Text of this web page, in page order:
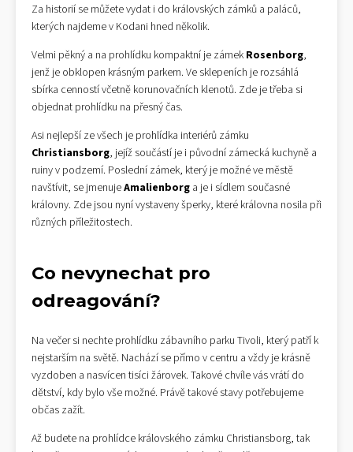
Za historií se můžete vydat i do královských zámků a paláců,
kterých najdeme v Kodani hned několik.
Velmi pěkný a na prohlídku kompaktní je zámek Rosenborg,
jenž je obklopen krásným parkem. Ve sklepeních je rozsáhlá
sbírka cenností včetně korunovačních klenotů. Zde je třeba si
objednat prohlídku na přesný čas.
Asi nejlepší ze všech je prohlídka interiérů zámku
Christiansborg, jejíž součástí je i původní zámecká kuchyně a
ruiny v podzemí. Poslední zámek, který je možné ve městě
navštívit, se jmenujeAmalienborg a je i sídlem současné
královny. Zde jsou nyní vystaveny šperky, které královna nosila při
různých příležitostech.
Co nevynechat pro
odreagování?
Na večer si nechte prohlídku zábavního parku Tivoli, který patří k
nejstarším na světě. Nachází se přímo v centru a vždy je krásně
vyzdoben a nasvícen tisíci žárovek. Takové chvíle vás vrátí do
dětství, kdy bylo vše možné. Právě takové stavy potřebujeme
občas zažít.
Až budete na prohlídce královského zámku Christiansborg, tak